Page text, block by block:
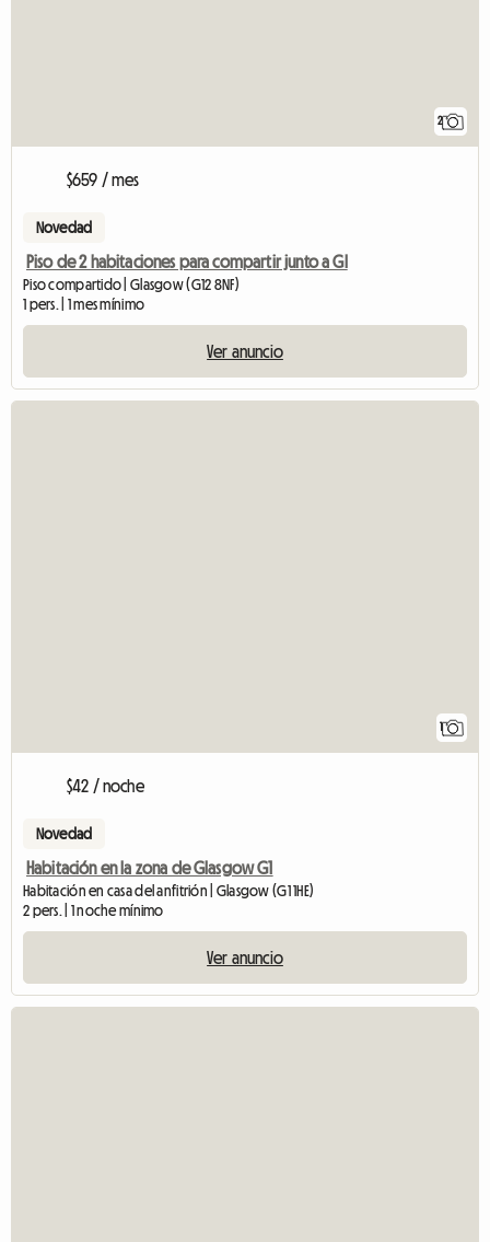
2
$659 / mes
Novedad
Piso de 2 habitaciones para compartir junto a Gl
Piso compartido | Glasgow (G12 8NF)
1 pers. | 1 mes mínimo
Ver anuncio
1
$42 / noche
Novedad
Habitación en la zona de Glasgow G1
Habitación en casa del anfitrión | Glasgow (G1 1HE)
2 pers. | 1 noche mínimo
Ver anuncio